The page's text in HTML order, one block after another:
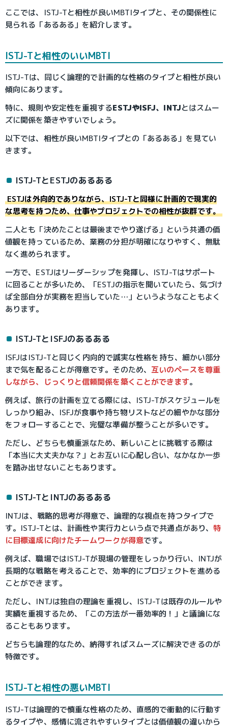
ここでは、ISTJ-Tと相性が良いMBTIタイプと、その関係性に
見られる「あるある」を紹介します。
ISTJ-Tと相性のいいMBTI
ISTJ-Tは、同じく論理的で計画的な性格のタイプと相性が良い
傾向にあります。
特に、規則や安定性を重視するESTJやISFJ、INTJとはスムー
ズに関係を築きやすいでしょう。
以下では、相性が良いMBTIタイプとの「あるある」を見てい
きます。
ISTJ-TとESTJのあるある
ESTJは外向的でありながら、ISTJ-Tと同様に計画的で現実的
な思考を持つため、仕事やプロジェクトでの相性が抜群です。
二人とも「決めたことは最後までやり遂げる」という共通の価
値観を持っているため、業務の分担が明確になりやすく、無駄
なく進められます。
一方で、ESTJはリーダーシップを発揮し、ISTJ-Tはサポート
に回ることが多いため、「ESTJの指示を聞いていたら、気づけ
ば全部自分が実務を担当していた…」というようなこともよく
あります。
ISTJ-TとISFJのあるある
ISFJはISTJ-Tと同じく内向的で誠実な性格を持ち、細かい部分
まで気を配ることが得意です。そのため、 互いのペースを尊重
しながら、じっくりと信頼関係を築くことができます。
例えば、旅行の計画を立てる際には、ISTJ-Tがスケジュールを
しっかり組み、ISFJが食事や持ち物リストなどの細やかな部分
をフォローすることで、完璧な準備が整うことが多いです。
ただし、どちらも慎重派なため、新しいことに挑戦する際は
「本当に大丈夫かな？」とお互いに心配し合い、なかなか一歩
を踏み出せないこともあります。
ISTJ-TとINTJのあるある
INTJは、戦略的思考が得意で、論理的な視点を持つタイプで
す。ISTJ-Tとは、計画性や実行力という点で共通点があり、特
に目標達成に向けたチームワークが得意です。
例えば、職場ではISTJ-Tが現場の管理をしっかり行い、INTJが
長期的な戦略を考えることで、効率的にプロジェクトを進める
ことができます。
ただし、INTJは独自の理論を重視し、ISTJ-Tは既存のルールや
実績を重視するため、「この方法が一番効率的！」と議論にな
ることもあります。
どちらも論理的なため、納得すればスムーズに解決できるのが
特徴です。
ISTJ-Tと相性の悪いMBTI
ISTJ-Tは論理的で慎重な性格のため、直感的で衝動的に行動す
るタイプや、感情に流されやすいタイプとは価値観の違いから